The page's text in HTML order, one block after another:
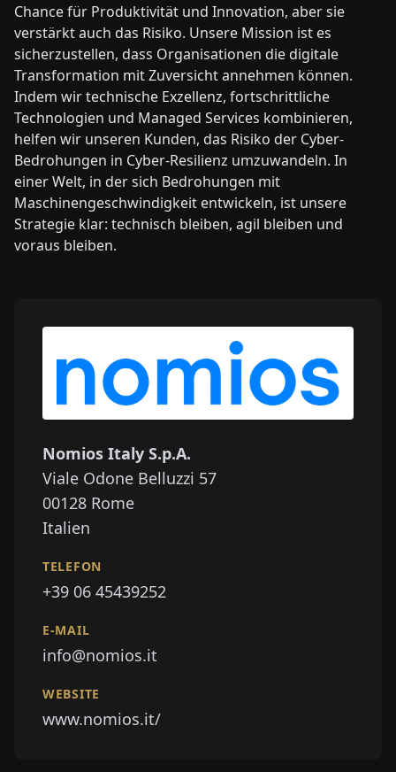
Chance für Produktivität und Innovation, aber sie
verstärkt auch das Risiko. Unsere Mission ist es
sicherzustellen, dass Organisationen die digitale
Transformation mit Zuversicht annehmen können.
Indem wir technische Exzellenz, fortschrittliche
Technologien und Managed Services kombinieren,
helfen wir unseren Kunden, das Risiko der Cyber-
Bedrohungen in Cyber-Resilienz umzuwandeln. In
einer Welt, in der sich Bedrohungen mit
Maschinengeschwindigkeit entwickeln, ist unsere
Strategie klar: technisch bleiben, agil bleiben und
voraus bleiben.
Nomios Italy S.p.A.
Viale Odone Belluzzi 57
00128 Rome
Italien
TELEFON
+39 06 45439252
E-MAIL
info@nomios.it
WEBSITE
www.nomios.it/